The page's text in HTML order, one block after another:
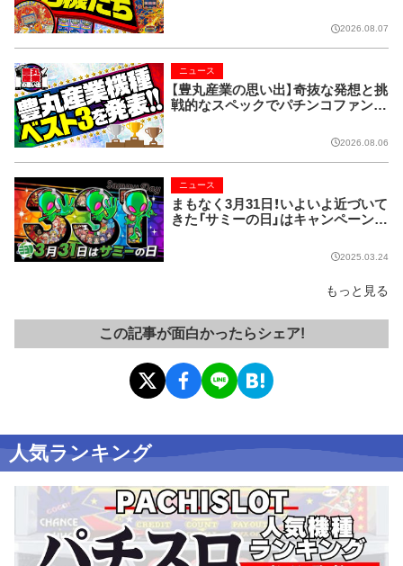
2026.08.07
【豊丸産業の思い出】奇抜な発想と挑
戦的なスペックでパチンコファンを
ニュース
2026.08.06
まもなく3月31日！いよいよ近づいて
きた「サミーの日」はキャンペーン目
ニュース
2025.03.24
もっと見る
この記事が面白かったらシェア!
人気ランキング